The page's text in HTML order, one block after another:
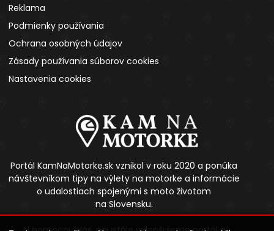
Reklama
Podmienky používania
Ochrana osobných údajov
Zásady používania súborov cookies
Nastavenia cookies
Portál KamNaMotorke.sk vznikol v roku 2020 a ponúka
návštevníkom tipy na výlety na motorke a informácie
o udalostiach spojenými s moto životom
na Slovensku.